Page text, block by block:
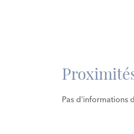
Pas d'informations